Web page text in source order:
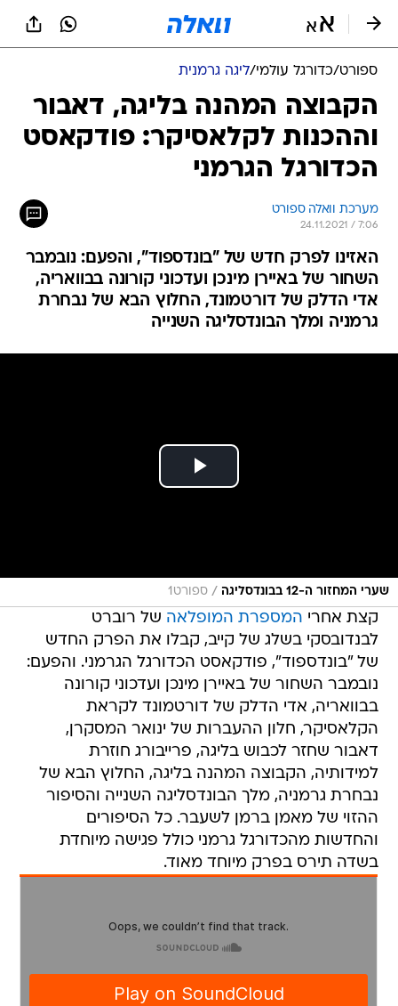
ספורט/כדורגל עולמי/ליגה גרמנית
הקבוצה המהנה בליגה, דאבור
וההכנות לקלאסיקר: פודקאסט
הכדורגל הגרמני
מערכת וואלה ספורט
24.11.2021 / 7:06
האזינו לפרק חדש של "בונדספוד", והפעם: נובמבר
השחור של באיירן מינכן ועדכוני קורונה בבוואריה,
אדי הדלק של דורטמונד, החלוץ הבא של נבחרת
גרמניה ומלך הבונדסליגה השנייה
שערי המחזור ה-12 בבונדסליגה / ספורט1
קצת אחרי המספרת המופלאה של רוברט
לבנדובסקי בשלג של קייב, קבלו את הפרק החדש
של "בונדספוד", פודקאסט הכדורגל הגרמני. והפעם:
נובמבר השחור של באיירן מינכן ועדכוני קורונה
בבוואריה, אדי הדלק של דורטמונד לקראת
הקלאסיקר, חלון ההעברות של ינואר המסקרן,
דאבור שחזר לכבוש בליגה, פרייבורג חוזרת
למידותיה, הקבוצה המהנה בליגה, החלוץ הבא של
נבחרת גרמניה, מלך הבונדסליגה השנייה והסיפור
ההזוי של מאמן ברמן לשעבר. כל הסיפורים
והחדשות מהכדורגל גרמני כולל פגישה מיוחדת
בשדה תירס בפרק מיוחד מאוד.